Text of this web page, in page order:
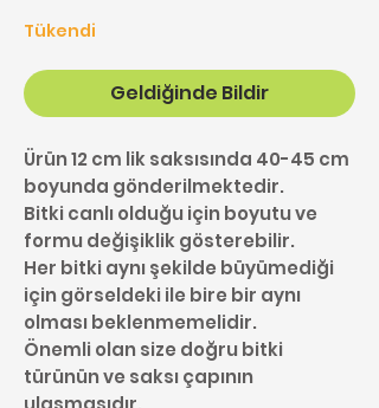
Tükendi
Geldiğinde Bildir
Ürün 12 cm lik saksısında 40-45 cm
boyunda gönderilmektedir.
Bitki canlı olduğu için boyutu ve
formu değişiklik gösterebilir.
Her bitki aynı şekilde büyümediği
için görseldeki ile bire bir aynı
olması beklenmemelidir.
Önemli olan size doğru bitki
türünün ve saksı çapının